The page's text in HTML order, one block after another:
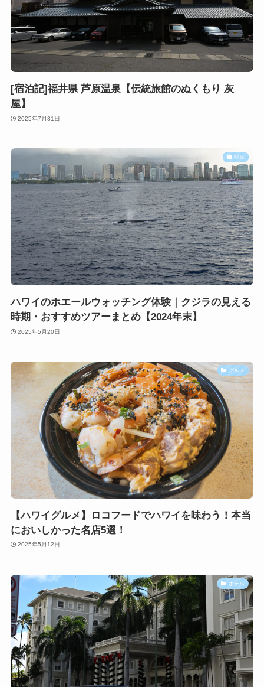
[宿泊記]福井県 芦原温泉【伝統旅館のぬくもり 灰
屋】
2025年7月31日
観光
ハワイのホエールウォッチング体験｜クジラの見える
時期・おすすめツアーまとめ【2024年末】
2025年5月20日
グルメ
【ハワイグルメ】ロコフードでハワイを味わう！本当
においしかった名店5選！
2025年5月12日
ホテル